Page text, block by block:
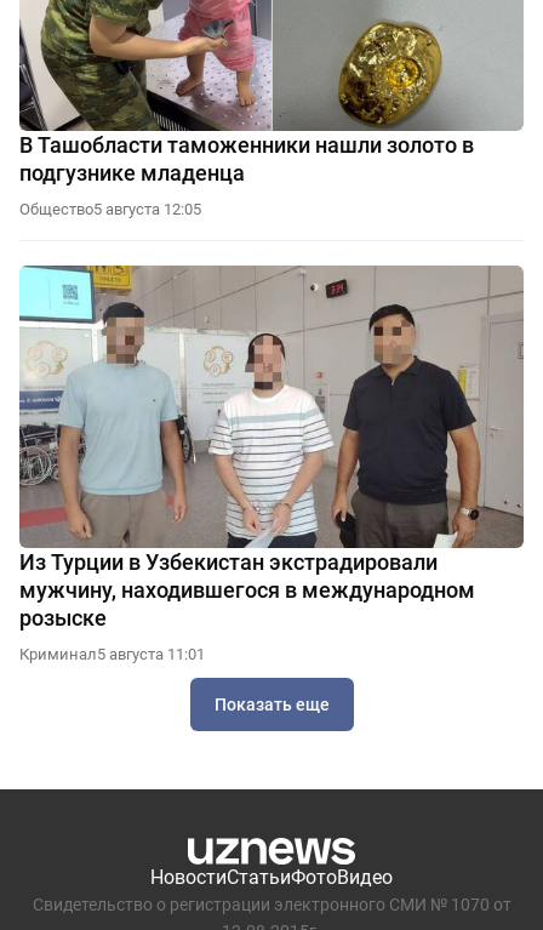
В Ташобласти таможенники нашли золото в
подгузнике младенца
Общество5 августа 12:05
Из Турции в Узбекистан экстрадировали
мужчину, находившегося в международном
розыске
Криминал5 августа 11:01
Показать еще
НовостиСтатьиФотоВидео
Свидетельство о регистрации электронного СМИ № 1070 от